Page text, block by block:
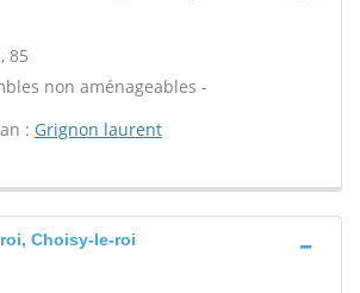
85
non aménageables -
: Grignon laurent
Choisy-le-roi